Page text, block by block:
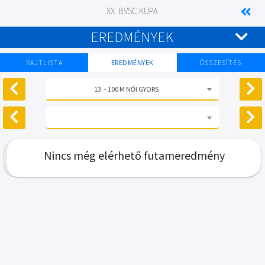
XX. BVSC KUPA
EREDMÉNYEK
RAJTLISTA EREDMÉNYEK ÖSSZESÍTÉS
13. - 100 M NŐI GYORS
Nincs még elérhető futameredmény